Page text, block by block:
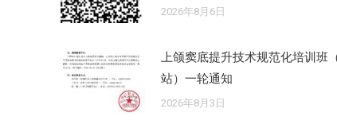
2026年8月6日
上颌窦底提升技术规范化培训班
站）一轮通知
2026年8月3日